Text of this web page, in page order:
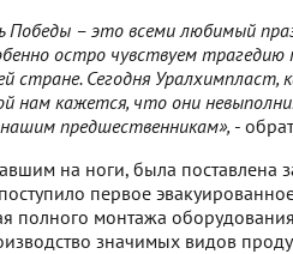
Победы – это всеми любимый
остро чувствуем трагедию
стране. Сегодня Уралхимпласт,
нам кажется, что они
предшественникам», -
на ноги, была поставлена
первое
полного монтажа
значимых видов